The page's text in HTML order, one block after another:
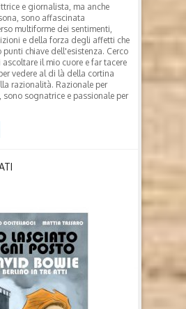
e giornalista, ma anche
sono affascinata
multiforme dei sentimenti,
e della forza degli affetti che
punti chiave dell'esistenza. Cerco
ascoltare il mio cuore e far tacere
vedere al di là della cortina
razionalità. Razionale per
sono sognatrice e passionale per